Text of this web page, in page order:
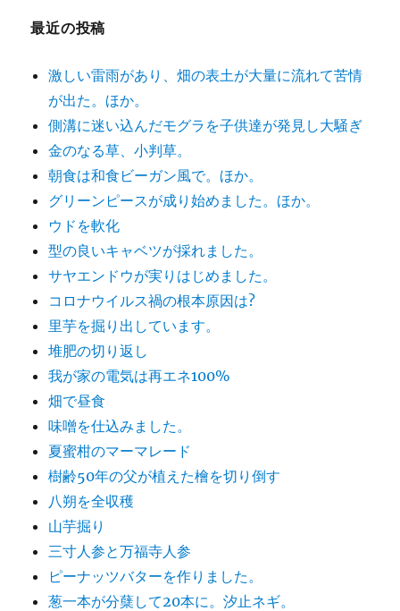
最近の投稿
激しい雷雨があり、畑の表土が大量に流れて苦情
が出た。ほか。
側溝に迷い込んだモグラを子供達が発見し大騒ぎ
金のなる草、小判草。
朝食は和食ビーガン風で。ほか。
グリーンピースが成り始めました。ほか。
ウドを軟化
型の良いキャベツが採れました。
サヤエンドウが実りはじめました。
コロナウイルス禍の根本原因は?
里芋を掘り出しています。
堆肥の切り返し
我が家の電気は再エネ100%
畑で昼食
味噌を仕込みました。
夏蜜柑のマーマレード
樹齢50年の父が植えた檜を切り倒す
八朔を全収穫
山芋掘り
三寸人参と万福寺人参
ピーナッツバターを作りました。
葱一本が分蘖して20本に。汐止ネギ。